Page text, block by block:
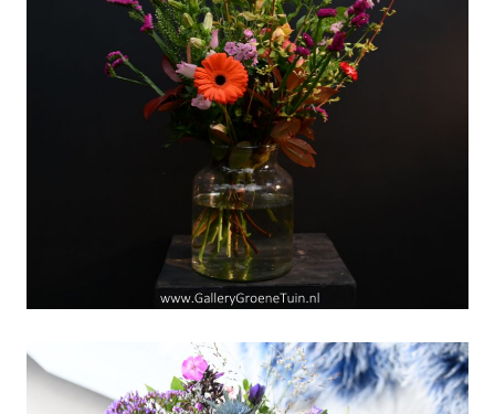
"April-doet-wat-die-wil"